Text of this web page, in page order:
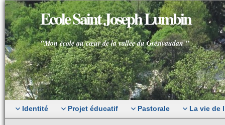
Ecole Saint Joseph Lumbin
"Mon école au cœur de la vallée du Grésivaudan "
Identité Projet éducatif Pastorale La vie de